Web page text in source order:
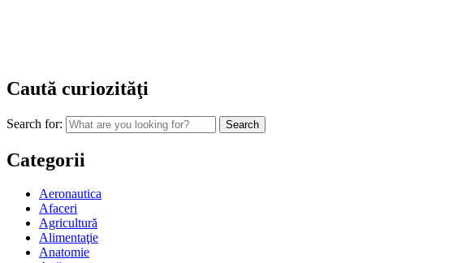
Caută curiozităţi
Search for:
Categorii
Aeronautica
Afaceri
Agricultură
Alimentaţie
Anatomie